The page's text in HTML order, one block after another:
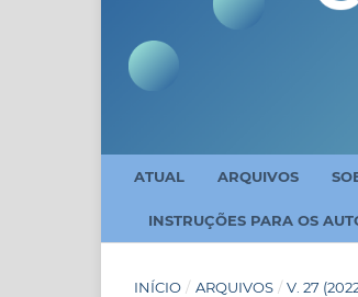
ATUAL ARQUIVOS
INSTRUÇÕES PARA OS
INÍCIO / ARQUIVOS / V. 27